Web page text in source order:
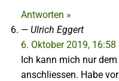
Antworten »
Ulrich Eggert
6. Oktober 2019, 16:58
Ich kann mich nur
anschliessen. Habe